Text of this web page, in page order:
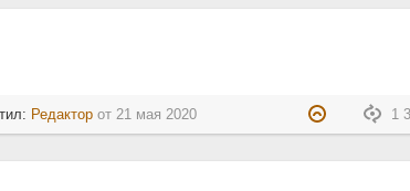
1
Редактор от 21 мая 2020